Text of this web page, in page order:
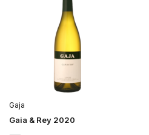
Gaja
Gaia & Rey 2020